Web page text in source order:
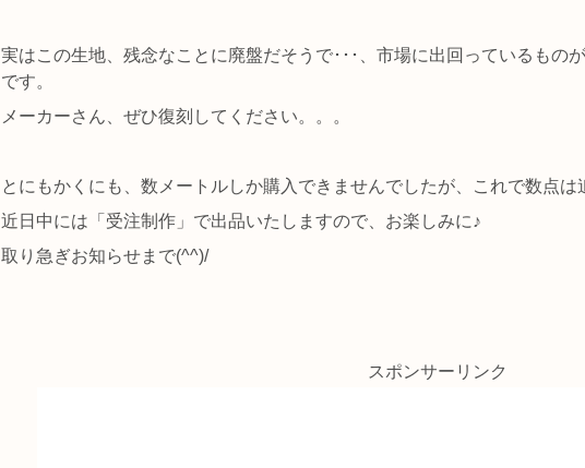
実はこの生地、残念なことに廃盤だそうで･･･、市場に出回っているもの
です。
メーカーさん、ぜひ復刻してください。。。
とにもかくにも、数メートルしか購入できませんでしたが、これで数点は
近日中には「受注制作」で出品いたしますので、お楽しみに♪
取り急ぎお知らせまで(^^)/
スポンサーリンク